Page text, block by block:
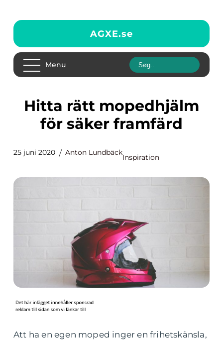
AGXE.se
Menu
Hitta rätt mopedhjälm
för säker framfärd
25 juni 2020 Anton Lundbäck
Inspiration
Att ha en egen moped inger en frihetskänsla,